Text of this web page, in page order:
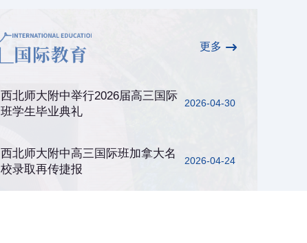
更多
西北师大附中举行2026届高三国际
班学生毕业典礼
2026-04-30
西北师大附中高三国际班加拿大名
校录取再传捷报
2026-04-24